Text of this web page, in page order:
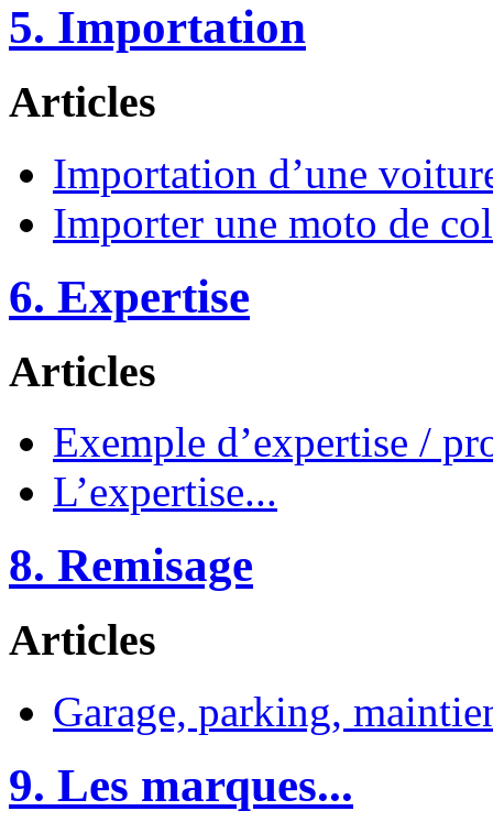
5. Importation
Articles
Importation d’une
Importer une moto de
6. Expertise
Articles
Exemple d’expertise /
L’expertise...
8. Remisage
Articles
Garage, parking,
9. Les marques...